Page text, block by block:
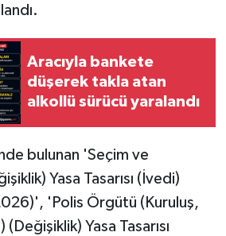
Aracıyla bankete
düşerek takla atan
alkollü sürücü yaralandı
bulunan 'Seçim ve
Yasa Tasarısı (İvedi)
'Polis Örgütü (Kuruluş,
Yasa Tasarısı